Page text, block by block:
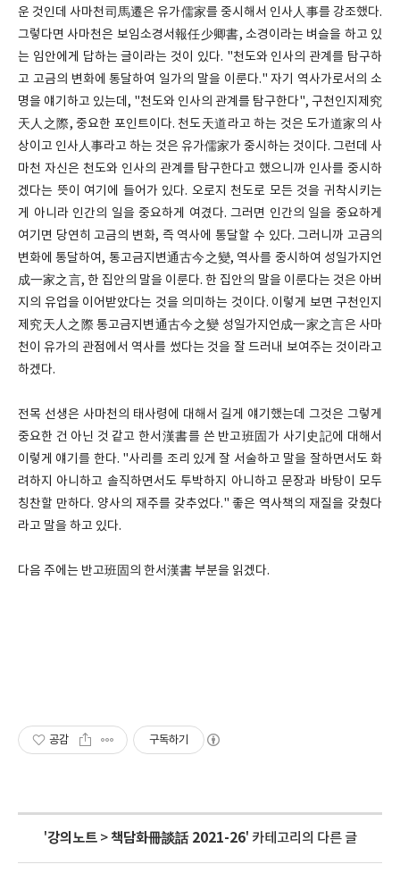
운 것인데 사마천司馬遷은 유가儒家를 중시해서 인사人事를 강조했다.
그렇다면 사마천은 보임소경서報任少卿書, 소경이라는 벼슬을 하고 있
는 임안에게 답하는 글이라는 것이 있다. "천도와 인사의 관계를 탐구하
고 고금의 변화에 통달하여 일가의 말을 이룬다." 자기 역사가로서의 소
명을 얘기하고 있는데, "천도와 인사의 관계를 탐구한다", 구천인지제究
天人之際, 중요한 포인트이다. 천도天道라고 하는 것은 도가道家의 사
상이고 인사人事라고 하는 것은 유가儒家가 중시하는 것이다. 그런데 사
마천 자신은 천도와 인사의 관계를 탐구한다고 했으니까 인사를 중시하
겠다는 뜻이 여기에 들어가 있다. 오로지 천도로 모든 것을 귀착시키는
게 아니라 인간의 일을 중요하게 여겼다. 그러면 인간의 일을 중요하게
여기면 당연히 고금의 변화, 즉 역사에 통달할 수 있다. 그러니까 고금의
변화에 통달하여, 통고금지변通古今之變, 역사를 중시하여 성일가지언
成一家之言, 한 집안의 말을 이룬다. 한 집안의 말을 이룬다는 것은 아버
지의 유업을 이어받았다는 것을 의미하는 것이다. 이렇게 보면 구천인지
제究天人之際 통고금지변通古今之變 성일가지언成一家之言은 사마
천이 유가의 관점에서 역사를 썼다는 것을 잘 드러내 보여주는 것이라고
하겠다.
전목 선생은 사마천의 태사령에 대해서 길게 얘기했는데 그것은 그렇게
중요한 건 아닌 것 같고 한서漢書를 쓴 반고班固가 사기史記에 대해서
이렇게 얘기를 한다. "사리를 조리 있게 잘 서술하고 말을 잘하면서도 화
려하지 아니하고 솔직하면서도 투박하지 아니하고 문장과 바탕이 모두
칭찬할 만하다. 양사의 재주를 갖추었다." 좋은 역사책의 재질을 갖췄다
라고 말을 하고 있다.
다음 주에는 반고班固의 한서漢書 부분을 읽겠다.
공감 구독하기
'강의노트>책담화冊談話 2021-26' 카테고리의 다른 글